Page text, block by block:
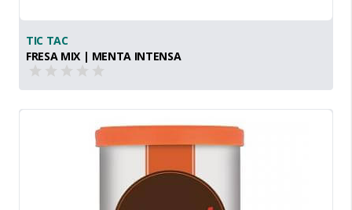
TIC TAC
FRESA MIX | MENTA INTENSA